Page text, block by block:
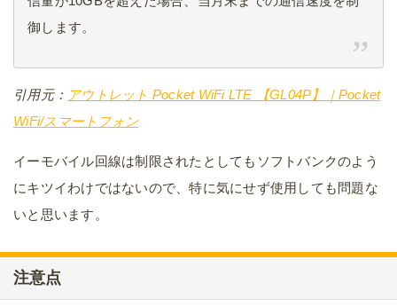
御します。
引用元： アウトレット Pocket WiFi LTE 【GL04P】｜Pocket
WiFi/スマートフォン
イーモバイル回線は制限されたとしてもソフトバンクのよう
にキツイわけではないので、特に気にせず使用しても問題な
いと思います。
注意点